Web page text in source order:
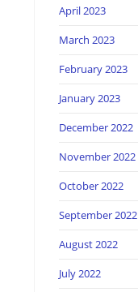
April 2023
March 2023
February 2023
January 2023
December 2022
November 2022
October 2022
September 2022
August 2022
July 2022